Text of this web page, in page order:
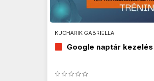
KUCHARIK GABRIELLA
Google naptár kezelés